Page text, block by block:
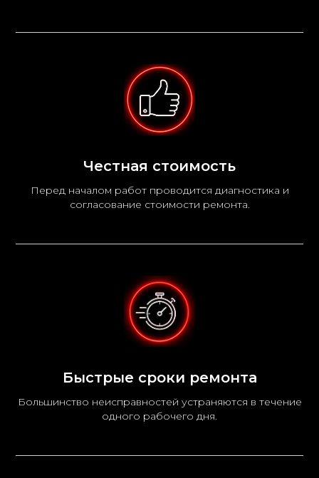
Честная стоимость
Перед началом работ проводится диагностика и
согласование стоимости ремонта.
Быстрые сроки ремонта
Большинство неисправностей устраняются в течение
одного рабочего дня.